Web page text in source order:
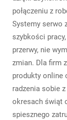
połączeniu z
Systemy serwo
szybkości
przerwy, nie
zmian. Dla firm
produkty online
radzenia sobie
okresach świąt
spiesznego